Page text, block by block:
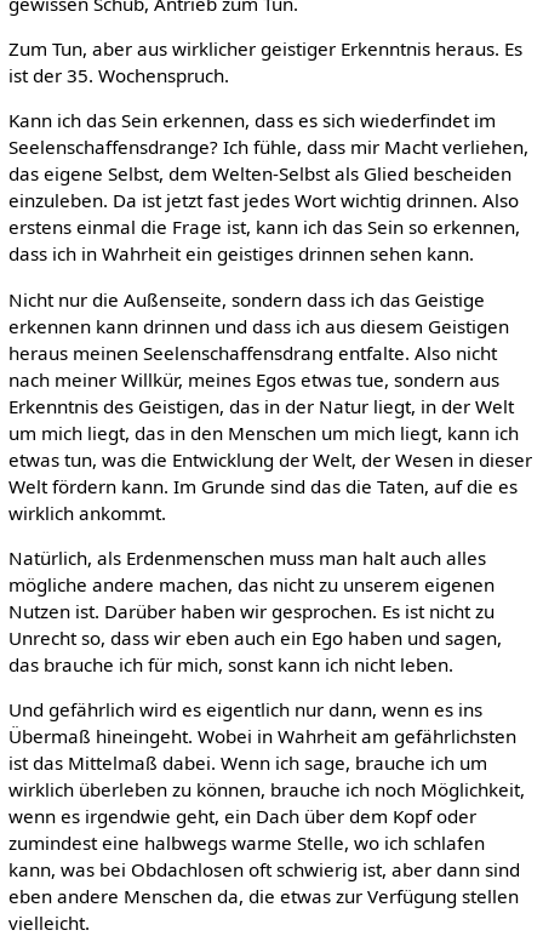
Zum Tun, aber aus wirklicher geistiger Erkenntnis heraus. Es
ist der 35. Wochenspruch.
Kann ich das Sein erkennen, dass es sich wiederfindet im
Seelenschaffensdrange? Ich fühle, dass mir Macht verliehen,
das eigene Selbst, dem Welten-Selbst als Glied bescheiden
einzuleben. Da ist jetzt fast jedes Wort wichtig drinnen. Also
erstens einmal die Frage ist, kann ich das Sein so erkennen,
dass ich in Wahrheit ein geistiges drinnen sehen kann.
Nicht nur die Außenseite, sondern dass ich das Geistige
erkennen kann drinnen und dass ich aus diesem Geistigen
heraus meinen Seelenschaffensdrang entfalte. Also nicht
nach meiner Willkür, meines Egos etwas tue, sondern aus
Erkenntnis des Geistigen, das in der Natur liegt, in der Welt
um mich liegt, das in den Menschen um mich liegt, kann ich
etwas tun, was die Entwicklung der Welt, der Wesen in dieser
Welt fördern kann. Im Grunde sind das die Taten, auf die es
wirklich ankommt.
Natürlich, als Erdenmenschen muss man halt auch alles
mögliche andere machen, das nicht zu unserem eigenen
Nutzen ist. Darüber haben wir gesprochen. Es ist nicht zu
Unrecht so, dass wir eben auch ein Ego haben und sagen,
das brauche ich für mich, sonst kann ich nicht leben.
Und gefährlich wird es eigentlich nur dann, wenn es ins
Übermaß hineingeht. Wobei in Wahrheit am gefährlichsten
ist das Mittelmaß dabei. Wenn ich sage, brauche ich um
wirklich überleben zu können, brauche ich noch Möglichkeit,
wenn es irgendwie geht, ein Dach über dem Kopf oder
zumindest eine halbwegs warme Stelle, wo ich schlafen
kann, was bei Obdachlosen oft schwierig ist, aber dann sind
eben andere Menschen da, die etwas zur Verfügung stellen
vielleicht.